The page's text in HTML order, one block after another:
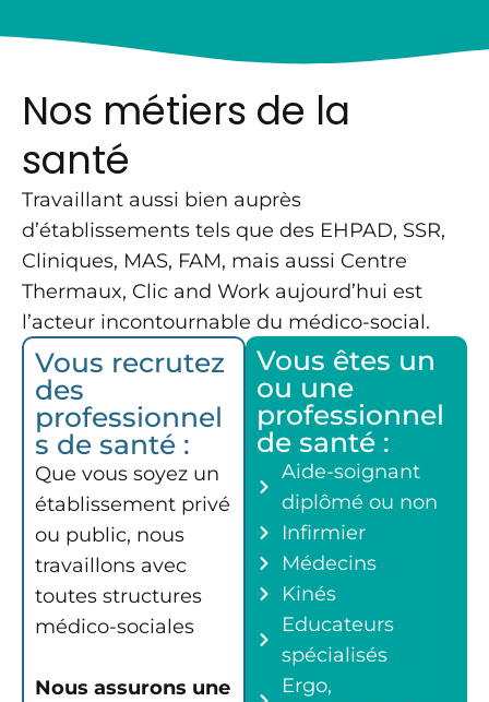
Nos métiers de la
santé
Travaillant aussi bien auprès
d’établissements tels que des EHPAD, SSR,
Cliniques, MAS, FAM, mais aussi Centre
Thermaux, Clic and Work aujourd’hui est
l’acteur incontournable du médico-social.
Vous recrutez
des
professionnel
s de santé :
Que vous soyez un
établissement privé
ou public, nous
travaillons avec
toutes structures
médico-sociales
Nous assurons une
Vous êtes un
ou une
professionnel
de santé :
Aide-soignant
diplômé ou non
Infirmier
Médecins
Kinés
Educateurs
spécialisés
Ergo,